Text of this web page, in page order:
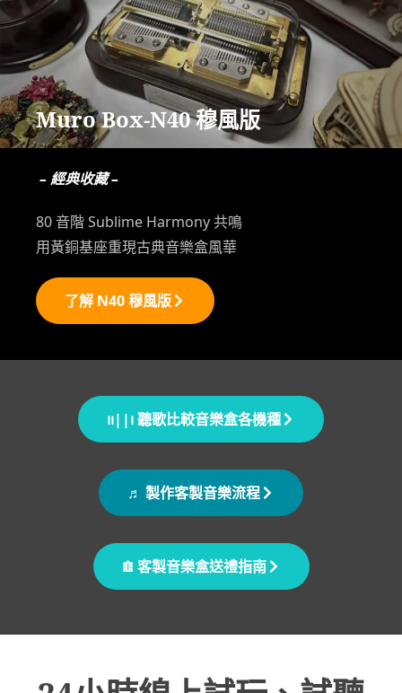
Muro Box-N40 穆風版
– 經典收藏 –
80 音階 Sublime Harmony 共鳴
用黃銅基座重現古典音樂盒風華
了解 N40 穆風版
၊၊||၊ 聽歌比較音樂盒各機種
♬ 製作客製音樂流程
𖠩 客製音樂盒送禮指南